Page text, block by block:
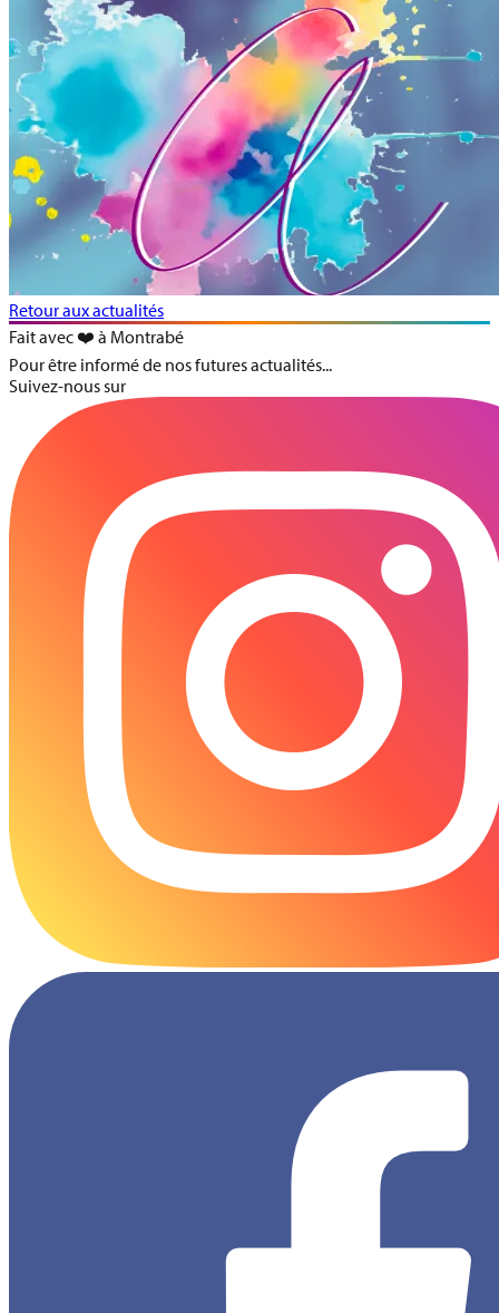
Retour aux actualités
Fait avec ❤️ à Montrabé
Pour être informé de nos futures actualités...
Suivez-nous sur